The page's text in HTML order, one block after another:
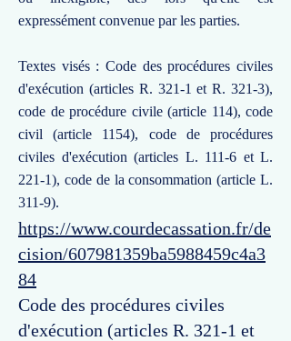
expressément convenue par les parties.
Textes visés : Code des procédures civiles
d'exécution (articles R. 321-1 et R. 321-3),
code de procédure civile (article 114), code
civil (article 1154), code de procédures
civiles d'exécution (articles L. 111-6 et L.
221-1), code de la consommation (article L.
311-9).
https://www.courdecassation.fr/de
cision/607981359ba5988459c4a3
84
Code des procédures civiles
d'exécution (articles R. 321-1 et